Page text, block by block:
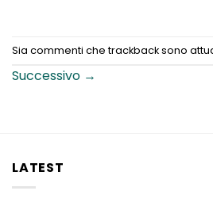
Sia commenti che trackback sono
Successivo →
LATEST